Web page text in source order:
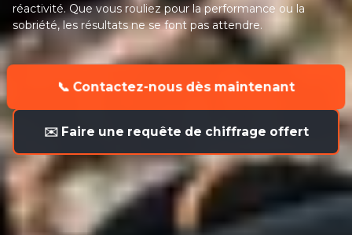
réactivité. Que vous rouliez pour la performance ou la
sobriété, les résultats ne se font pas attendre.
📞 Contactez-nous dès maintenant
✉️ Faire une requête de chiffrage offert